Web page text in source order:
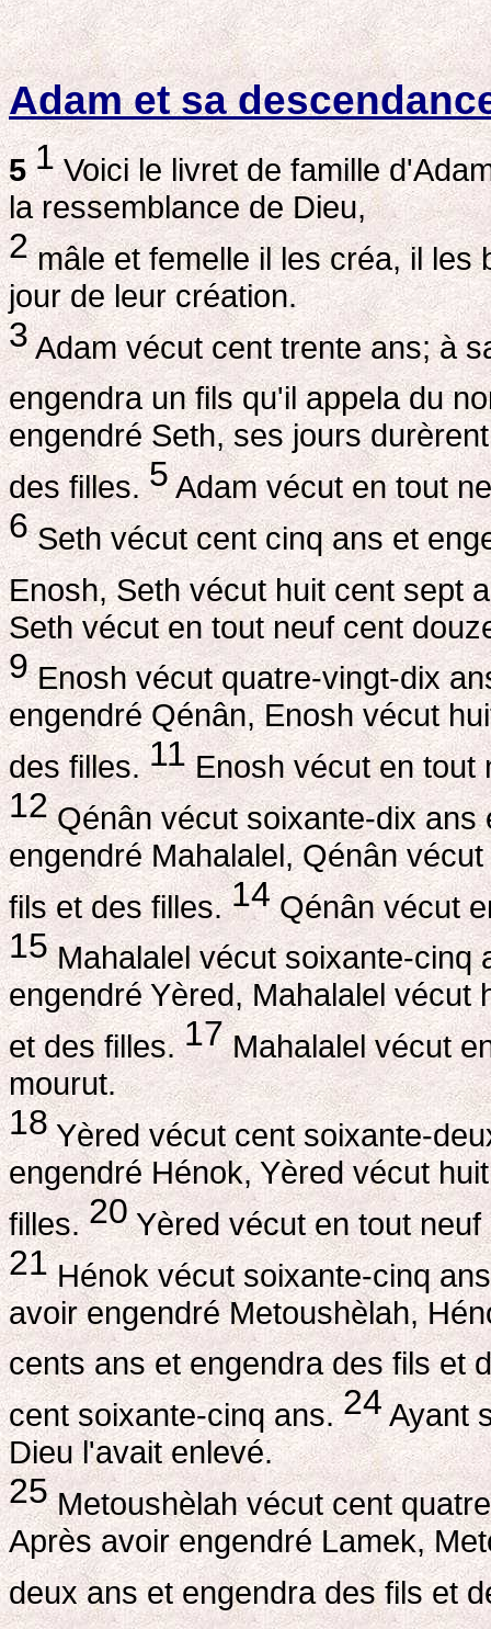
Adam et sa
5 1Voici le livret de famille
la ressemblance de Dieu,
2mâle et femelle il les créa, il les
jour de leur création.
3Adam vécut cent trente ans; à
engendra un fils qu'il appela du
engendré Seth, ses jours
des filles.5Adam vécut en tout
6Seth vécut cent cinq ans et
Enosh, Seth vécut huit cent sept
Seth vécut en tout neuf cent
9Enosh vécut quatre-vingt-dix
engendré Qénân, Enosh vécut
des filles.11Enosh vécut en tout
12Qénân vécut soixante-dix ans
engendré Mahalalel, Qénân
fils et des filles.14Qénân vécut
15Mahalalel vécut soixante-cinq
engendré Yèred, Mahalalel vécut
et des filles.17Mahalalel vécut
mourut.
18Yèred vécut cent soixante-
engendré Hénok, Yèred vécut
filles.20Yèred vécut en tout
21Hénok vécut soixante-cinq
avoir engendré Metoushèlah,
cents ans et engendra des fils et
cent soixante-cinq ans.24 Ayant
Dieu l'avait enlevé.
25Metoushèlah vécut cent
Après avoir engendré Lamek,
deux ans et engendra des fils et